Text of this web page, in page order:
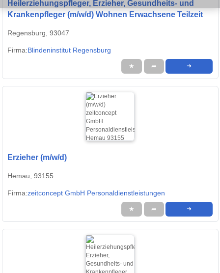
Heilerziehungspfleger, Erzieher, Gesundheits- und
Krankenpfleger (m/w/d) Wohnen Erwachsene Teilzeit
Regensburg, 93047
Firma:Blindeninstitut Regensburg
★ ➦ ➜
Erzieher (m/w/d)
Hemau, 93155
Firma:zeitconcept GmbH Personaldienstleistungen
★ ➦ ➜